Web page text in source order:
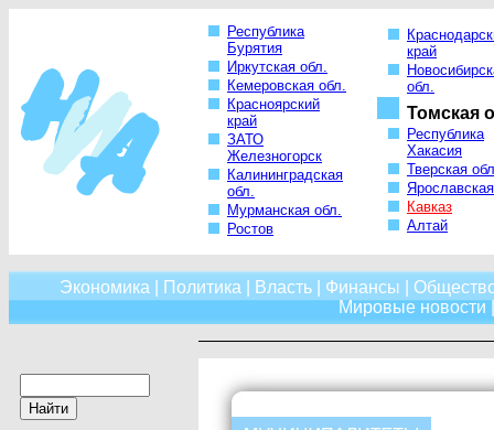
Республика
Бурятия
Иркутская обл.
Кемеровская обл.
Красноярский
край
ЗАТО
Железногорск
Калининградская
обл.
Мурманская обл.
Ростов
край
обл.
Томская
Республика
Хакасия
Тверская
Кавказ
Алтай
Экономика Политика Власть Финансы
Мировые новости